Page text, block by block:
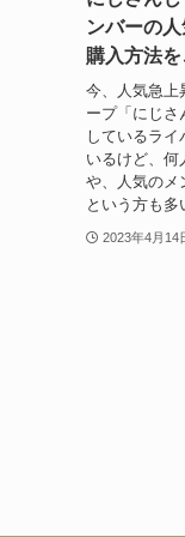
ンバーの
購入方法を
今、人気急上
ープ「にじさ
しているラ
いるけど、何
や、人気のメ
という方も多
2023年4月14